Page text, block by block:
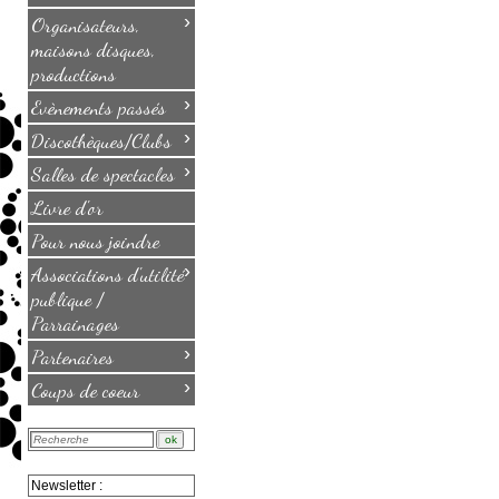
Organisateurs,
maisons disques,
productions
›
Evènements passés ›
Discothèques/Clubs ›
Salles de spectacles ›
Livre d'or
Pour nous joindre
Associations d'utilité
publique /
Parrainages
›
Partenaires ›
Coups de coeur ›
Newsletter :